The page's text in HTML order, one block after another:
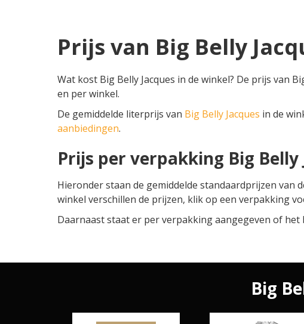
Prijs van Big Belly
Wat kost Big Belly Jacques in de winkel? De prijs van
en per winkel.
De gemiddelde literprijs van Big Belly Jacques in de
aanbiedingen.
Prijs per verpakking Big Belly
Hieronder staan de gemiddelde standaardprijzen van
winkel verschillen de prijzen, klik op een verpakking
Daarnaast staat er per verpakking aangegeven of het
Big